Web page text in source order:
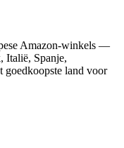
Amazon-winkels —
Italië, Spanje,
land voor